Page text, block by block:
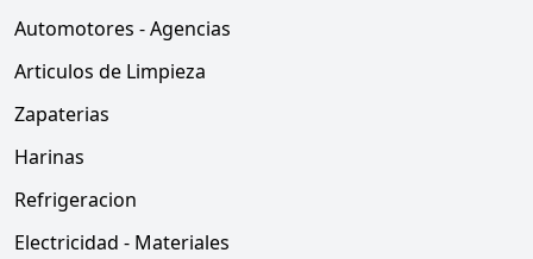
Automotores - Agencias
Articulos de Limpieza
Zapaterias
Harinas
Refrigeracion
Electricidad - Materiales